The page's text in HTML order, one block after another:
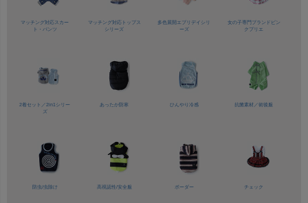
マッチング対応スカー
ト・パンツ
マッチング対応トップス
シリーズ
多色展開 エブリデイシリ
ーズ
女の子専門ブランド ピン
クプリエ
2着セット／2in1シリー
ズ
あったか防寒 ひんやり冷感 抗菌素材／ 術後服
防虫/虫除け 高視認性/安全服 ボーダー チェック